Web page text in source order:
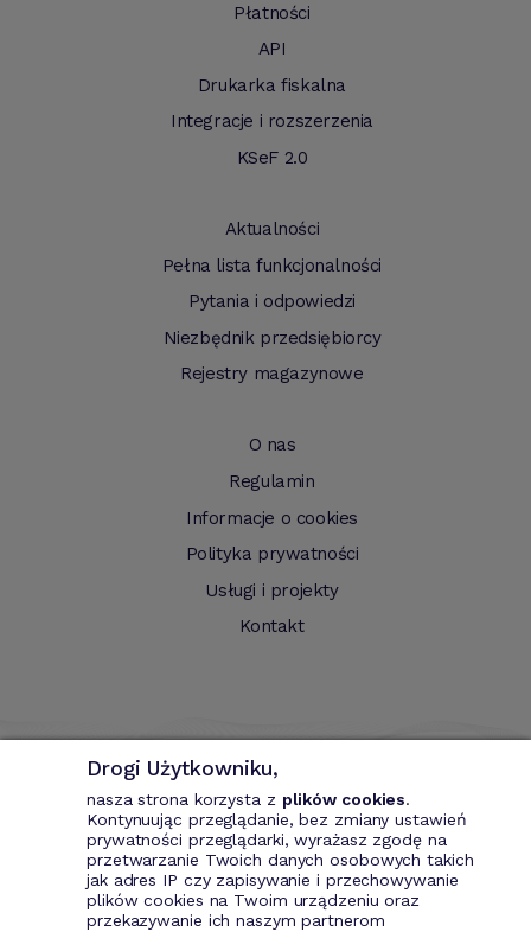
Płatności
API
Drukarka fiskalna
Integracje i rozszerzenia
KSeF 2.0
Aktualności
Pełna lista funkcjonalności
Pytania i odpowiedzi
Niezbędnik przedsiębiorcy
Rejestry magazynowe
O nas
Regulamin
Informacje o cookies
Polityka prywatności
Usługi i projekty
Kontakt
Bizin - System wspomagający przedsiębiorce. Wystawianie
dokumentów przychodowych (faktury VAT, fakury marża, faktury
MP, rachunki itd.). Rejestr kontrahentów wraz z rozbudowaną
Drogi Użytkowniku,
nasza strona korzysta z plików cookies.
Kontynuując przeglądanie, bez zmiany ustawień
prywatności przeglądarki, wyrażasz zgodę na
przetwarzanie Twoich danych osobowych takich
jak adres IP czy zapisywanie i przechowywanie
plików cookies na Twoim urządzeniu oraz
przekazywanie ich naszym partnerom